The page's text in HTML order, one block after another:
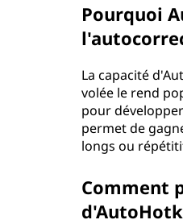
Pourquoi
La capacité
volée le rend
pour
permet de
longs ou
Comment